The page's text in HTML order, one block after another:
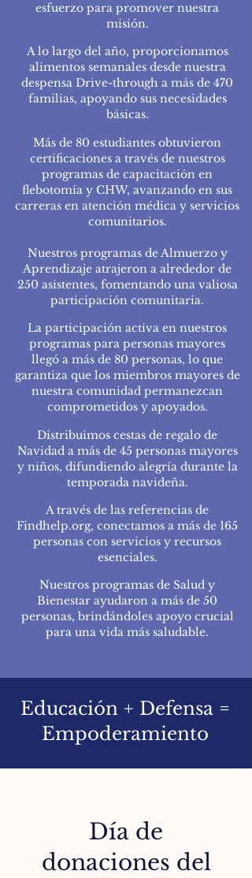
esfuerzo para promover nuestra
misión.
A lo largo del año, proporcionamos
alimentos semanales desde nuestra
despensa Drive-through a más de 470
familias, apoyando sus necesidades
básicas.
Más de 80 estudiantes obtuvieron
certificaciones a través de nuestros
programas de capacitación en
flebotomía y CHW, avanzando en sus
carreras en atención médica y servicios
comunitarios.
Nuestros programas de Almuerzo y
Aprendizaje atrajeron a alrededor de
250 asistentes, fomentando una valiosa
participación comunitaria.
La participación activa en nuestros
programas para personas mayores
llegó a más de 80 personas, lo que
garantiza que los miembros mayores de
nuestra comunidad permanezcan
comprometidos y apoyados.
Distribuimos cestas de regalo de
Navidad a más de 45 personas mayores
y niños, difundiendo alegría durante la
temporada navideña.
A través de las referencias de
Findhelp.org, conectamos a más de 165
personas con servicios y recursos
esenciales.
Nuestros programas de Salud y
Bienestar ayudaron a más de 50
personas, brindándoles apoyo crucial
para una vida más saludable.
Educación + Defensa =
Empoderamiento
Día de
donaciones del